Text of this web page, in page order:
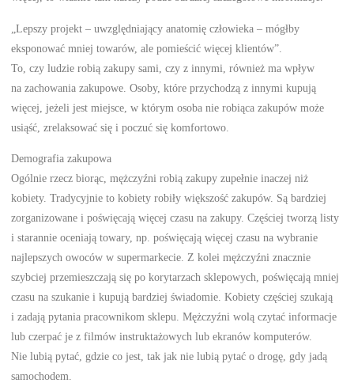
„Lepszy projekt – uwzględniający anatomię człowieka – mógłby
eksponować mniej towarów, ale pomieścić więcej klientów”.
To, czy ludzie robią zakupy sami, czy z innymi, również ma wpływ
na zachowania zakupowe. Osoby, które przychodzą z innymi kupują
więcej, jeżeli jest miejsce, w którym osoba nie robiąca zakupów może
usiąść, zrelaksować się i poczuć się komfortowo.
Demografia zakupowa
Ogólnie rzecz biorąc, mężczyźni robią zakupy zupełnie inaczej niż
kobiety. Tradycyjnie to kobiety robiły większość zakupów. Są bardziej
zorganizowane i poświęcają więcej czasu na zakupy. Częściej tworzą listy
i starannie oceniają towary, np. poświęcają więcej czasu na wybranie
najlepszych owoców w supermarkecie. Z kolei mężczyźni znacznie
szybciej przemieszczają się po korytarzach sklepowych, poświęcają mniej
czasu na szukanie i kupują bardziej świadomie. Kobiety częściej szukają
i zadają pytania pracownikom sklepu. Mężczyźni wolą czytać informacje
lub czerpać je z filmów instruktażowych lub ekranów komputerów.
Nie lubią pytać, gdzie co jest, tak jak nie lubią pytać o drogę, gdy jadą
samochodem.